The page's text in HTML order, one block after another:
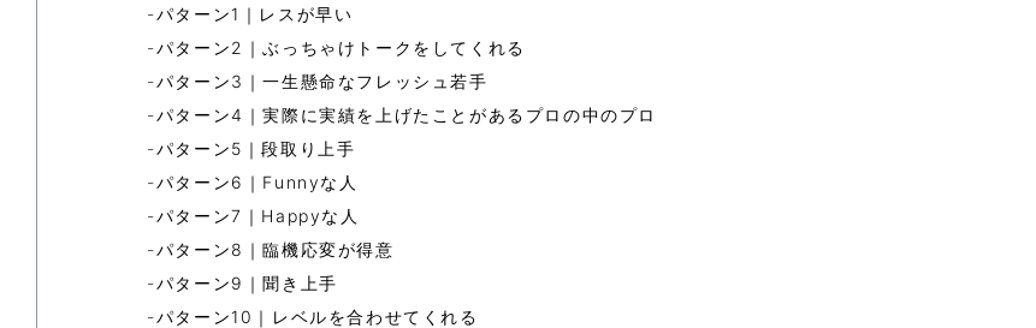
パターン1｜レスが早い
パターン2｜ぶっちゃけトークをしてくれる
パターン3｜一生懸命なフレッシュ若手
パターン4｜実際に実績を上げたことがあるプロの中のプロ
パターン5｜段取り上手
パターン6｜Funnyな人
パターン7｜Happyな人
パターン8｜臨機応変が得意
パターン9｜聞き上手
パターン10｜レベルを合わせてくれる